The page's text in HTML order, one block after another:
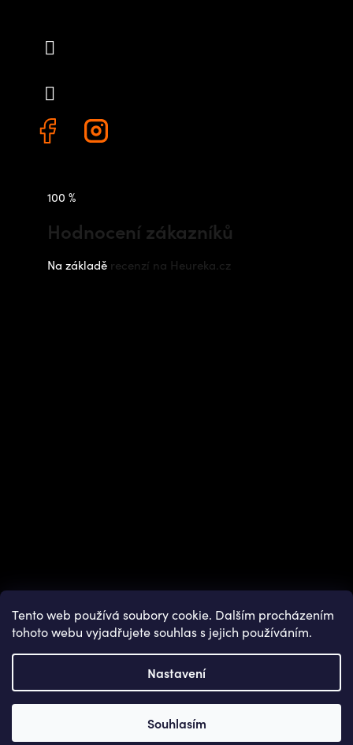
Tento web používá soubory cookie. Dalším procházením
tohoto webu vyjadřujete souhlas s jejich používáním.
Nastavení
Souhlasím
100 %
Hodnocení zákazníků
Na základě recenzí na Heureka.cz
Vytvořil Shoptet
Copyright 2026OUTDOOR SHOPS. Všechna práva vyhrazena.